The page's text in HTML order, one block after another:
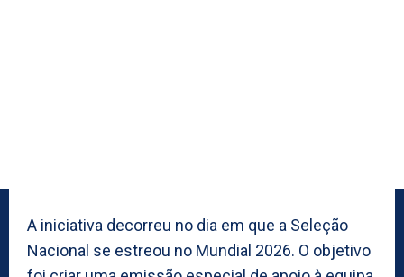
A iniciativa decorreu no dia em que a Seleção
Nacional se estreou no Mundial 2026. O objetivo